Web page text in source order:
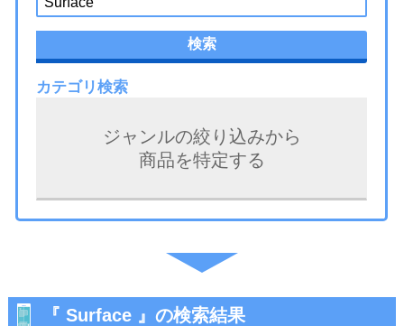
・iPad 第5世代
・iPad 第8世代
・iPad 第10世代
・iPad mini5
・iPad mini6
・iPad Air2
・iPad Air6
・iPad Pro 9.7
・iPad Pro 11 第1世
代
・iPad Pro 11 第2世
・iPad Pro 11 第5世
代
世代
・iPad Pro 12.9 第2
・iPad Pro 12.9 第4
検索
カテゴリ検索
ジャンルの絞り込みから
商品を特定する
『 Surface 』の検索結果